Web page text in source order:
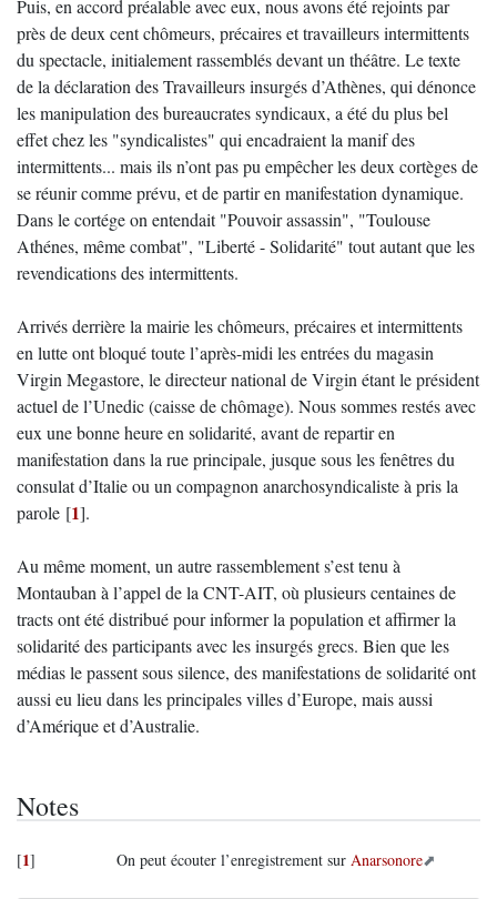
Puis, en accord préalable avec eux, nous avons été rejoints par
près de deux cent chômeurs, précaires et travailleurs intermittents
du spectacle, initialement rassemblés devant un théâtre. Le texte
de la déclaration des Travailleurs insurgés d’Athènes, qui dénonce
les manipulation des bureaucrates syndicaux, a été du plus bel
effet chez les "syndicalistes" qui encadraient la manif des
intermittents... mais ils n’ont pas pu empêcher les deux cortèges de
se réunir comme prévu, et de partir en manifestation dynamique.
Dans le cortége on entendait "Pouvoir assassin", "Toulouse
Athénes, même combat", "Liberté - Solidarité" tout autant que les
revendications des intermittents.
Arrivés derrière la mairie les chômeurs, précaires et intermittents
en lutte ont bloqué toute l’après-midi les entrées du magasin
Virgin Megastore, le directeur national de Virgin étant le président
actuel de l’Unedic (caisse de chômage). Nous sommes restés avec
eux une bonne heure en solidarité, avant de repartir en
manifestation dans la rue principale, jusque sous les fenêtres du
consulat d’Italie ou un compagnon anarchosyndicaliste à pris la
parole [1].
Au même moment, un autre rassemblement s’est tenu à
Montauban à l’appel de la CNT-AIT, où plusieurs centaines de
tracts ont été distribué pour informer la population et affirmer la
solidarité des participants avec les insurgés grecs. Bien que les
médias le passent sous silence, des manifestations de solidarité ont
aussi eu lieu dans les principales villes d’Europe, mais aussi
d’Amérique et d’Australie.
Notes
[1] On peut écouter l’enregistrement sur Anarsonore